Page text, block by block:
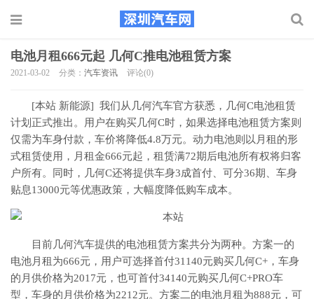
电池月租666元起 几何C推电池租赁方案
2021-03-02 分类： 汽车资讯 评论(0)
[本站 新能源] 我们从几何汽车官方获悉，几何C电池租赁
计划正式推出。用户在购买几何C时，如果选择电池租赁方案则
仅需为车身付款，车价将降低4.8万元。动力电池则以月租的形
式租赁使用，月租金666元起，租赁满72期后电池所有权将归客
户所有。同时，几何C还将提供车身3成首付、可分36期、车身
贴息13000元等优惠政策，大幅度降低购车成本。
目前几何汽车提供的电池租赁方案共分为两种。方案一的
电池月租为666元，用户可选择首付31140元购买几何C+，车身
的月供价格为2017元，也可首付34140元购买几何C+PRO车
型，车身的月供价格为2212元。方案二的电池月租为888元，可